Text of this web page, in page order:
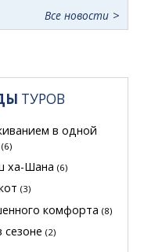
Все новости
ТУРОВ
в одной
(6)
ха-Шана (6)
(3)
комфорта (8)
(2)